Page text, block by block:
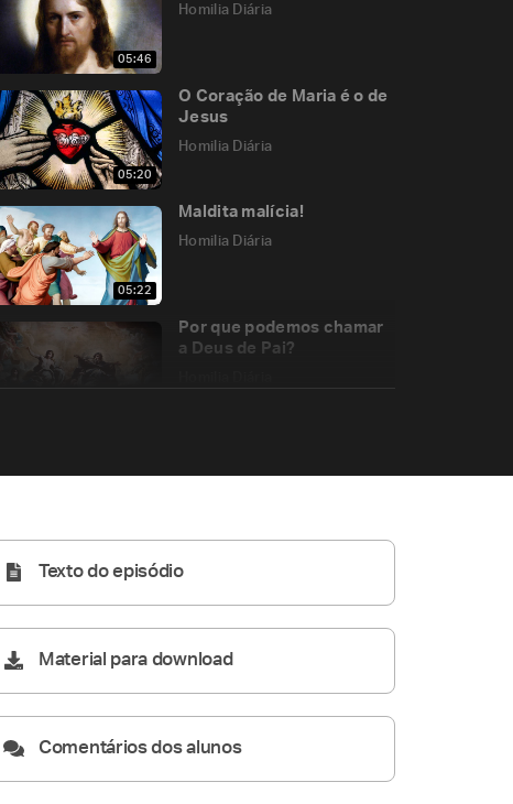
05:46
Homilia Diária
05:20
O Coração de Maria é o de
Jesus
Homilia Diária
05:22
Maldita malícia!
Homilia Diária
Por que podemos chamar
a Deus de Pai?
Homilia Diária
Texto do episódio
Material para download
Comentários dos alunos